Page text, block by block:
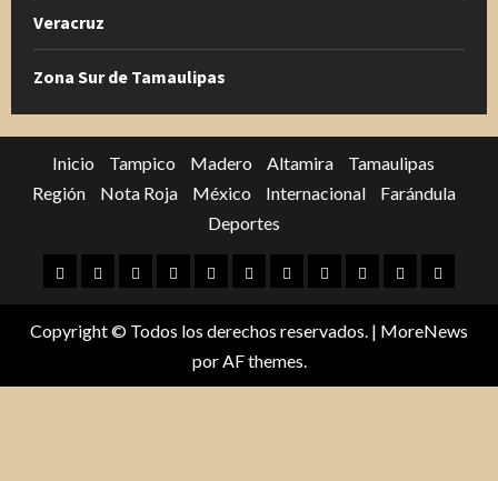
Veracruz
Zona Sur de Tamaulipas
Inicio Tampico Madero Altamira
Tamaulipas
Región
Nota Roja México Internacional
Farándula
Deportes
InicioTampicoMaderoAltamiraTamaulipas
RegiónNota
Roja
MéxicoInternacional
Farándula
Copyright © Todos los derechos reservados. | MoreNews
por AF themes.